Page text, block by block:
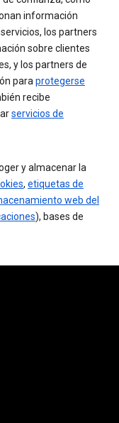
información
los partners
sobre clientes
y los partners de
para protegerse
recibe
servicios de
y almacenar la
, etiquetas de
web del
), bases de